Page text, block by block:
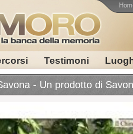
Testimoni
- Un prodotto di